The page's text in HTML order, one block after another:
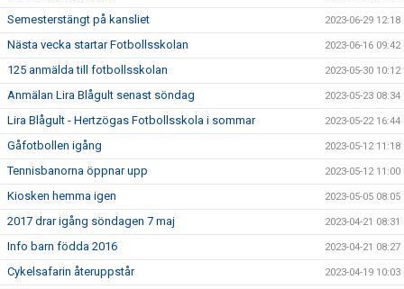
Semesterstängt på kansliet 2023-06-29 12:18
Nästa vecka startar Fotbollsskolan 2023-06-16 09:42
125 anmälda till fotbollsskolan 2023-05-30 10:12
Anmälan Lira Blågult senast söndag 2023-05-23 08:34
Lira Blågult - Hertzögas Fotbollsskola i sommar 2023-05-22 16:44
Gåfotbollen igång 2023-05-12 11:18
Tennisbanorna öppnar upp 2023-05-12 11:00
Kiosken hemma igen 2023-05-05 08:05
2017 drar igång söndagen 7 maj 2023-04-21 08:31
Info barn födda 2016 2023-04-21 08:27
Cykelsafarin återuppstår 2023-04-19 10:03